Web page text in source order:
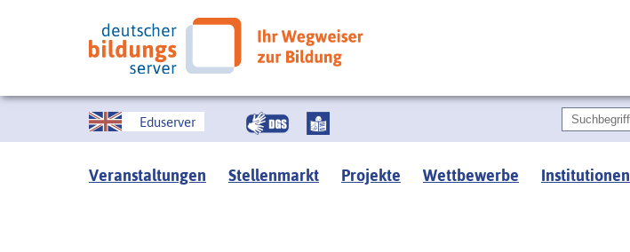
Eduserver
Veranstaltungen Stellenmarkt Projekte Wettbewerbe Institutionen